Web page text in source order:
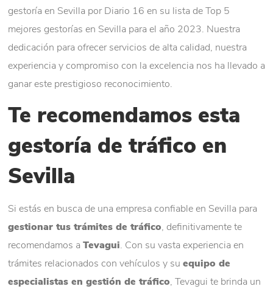
gestoría en Sevilla por Diario 16 en su lista de Top 5
mejores gestorías en Sevilla para el año 2023. Nuestra
dedicación para ofrecer servicios de alta calidad, nuestra
experiencia y compromiso con la excelencia nos ha llevado a
ganar este prestigioso reconocimiento.
Te recomendamos esta
gestoría de tráfico en
Sevilla
Si estás en busca de una empresa confiable en Sevilla para
gestionar tus trámites de tráfico, definitivamente te
recomendamos a Tevagui. Con su vasta experiencia en
trámites relacionados con vehículos y su equipo de
especialistas en gestión de tráfico, Tevagui te brinda un